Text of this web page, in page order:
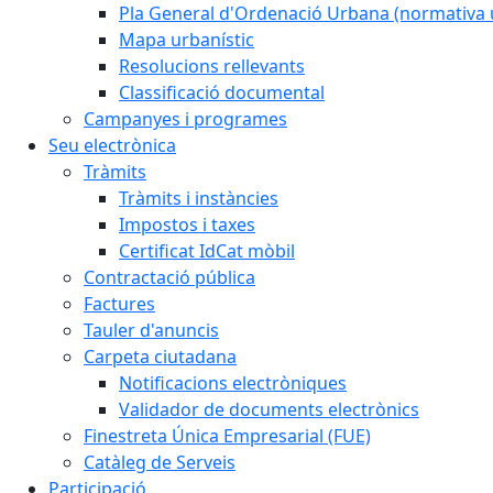
Pla General d'Ordenació Urbana (normativa
Mapa urbanístic
Resolucions rellevants
Classificació documental
Campanyes i programes
Seu electrònica
Tràmits
Tràmits i instàncies
Impostos i taxes
Certificat IdCat mòbil
Contractació pública
Factures
Tauler d'anuncis
Carpeta ciutadana
Notificacions electròniques
Validador de documents electrònics
Finestreta Única Empresarial (FUE)
Catàleg de Serveis